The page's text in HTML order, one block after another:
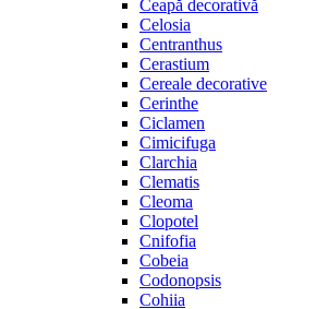
Ceapă decorativă
Celosia
Centranthus
Cerastium
Cereale decorative
Cerinthe
Ciclamen
Cimicifuga
Clarchia
Clematis
Cleoma
Clopotel
Cnifofia
Cobeia
Codonopsis
Cohiia